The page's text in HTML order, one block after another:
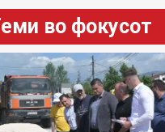
во фокусот